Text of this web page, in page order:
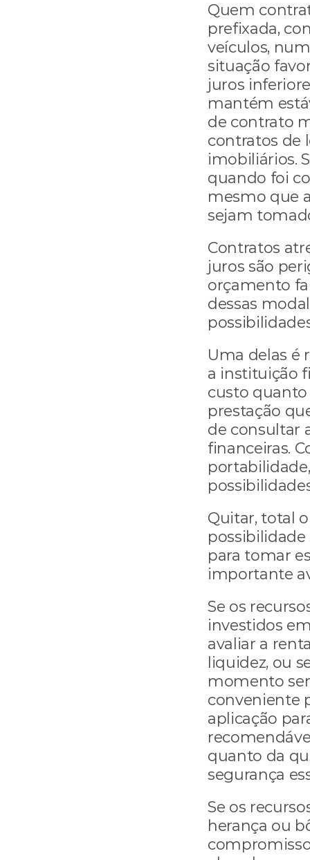
Quem
prefixada,
veículos,
situação
juros
mantém
de contrato
contratos de
imobiliários.
quando foi
mesmo que
sejam
Contratos
juros são
orçamento
dessas
Uma delas é
a instituição
custo quanto
prestação
de consultar
financeiras.
Quitar, total
para tomar
importante
Se os
investidos
avaliar a
liquidez, ou
momento
conveniente
aplicação
quanto da
segurança
Se os
herança ou